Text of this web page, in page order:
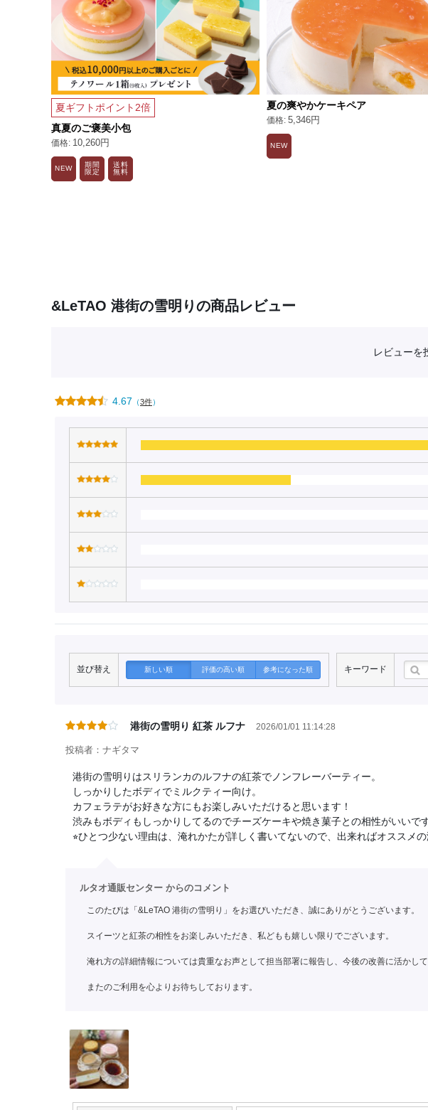
夏ギフトポイント2倍
真夏のご褒美小包
10,260円
NEW
期間
限定
送料
無料
夏の爽やかケーキペア
5,346円
NEW
&LeTAO 港街の雪明りの商品レビュー
レビューを
4.67 （3件）
並び替え 新しい順 評価の高い順 参考になった順 キーワード
港街の雪明り 紅茶 ルフナ 2026/01/01 11:14:28
投稿者：ナギタマ
港街の雪明りはスリランカのルフナの紅茶でノンフレーバーティー。
しっかりしたボディでミルクティー向け。
カフェラテがお好きな方にもお楽しみいただけると思います！
渋みもボディもしっかりしてるのでチーズケーキや焼き菓子との相性がいいで
⭐︎ひとつ少ない理由は、淹れかたが詳しく書いてないので、出来ればオススメ
ルタオ通販センター からのコメント
このたびは「&LeTAO 港街の雪明り」をお選びいただき、誠にありがとうございます。
スイーツと紅茶の相性をお楽しみいただき、私どもも嬉しい限りでございます。
淹れ方の詳細情報については貴重なお声として担当部署に報告し、今後の改善に活かして
またのご利用を心よりお待ちしております。